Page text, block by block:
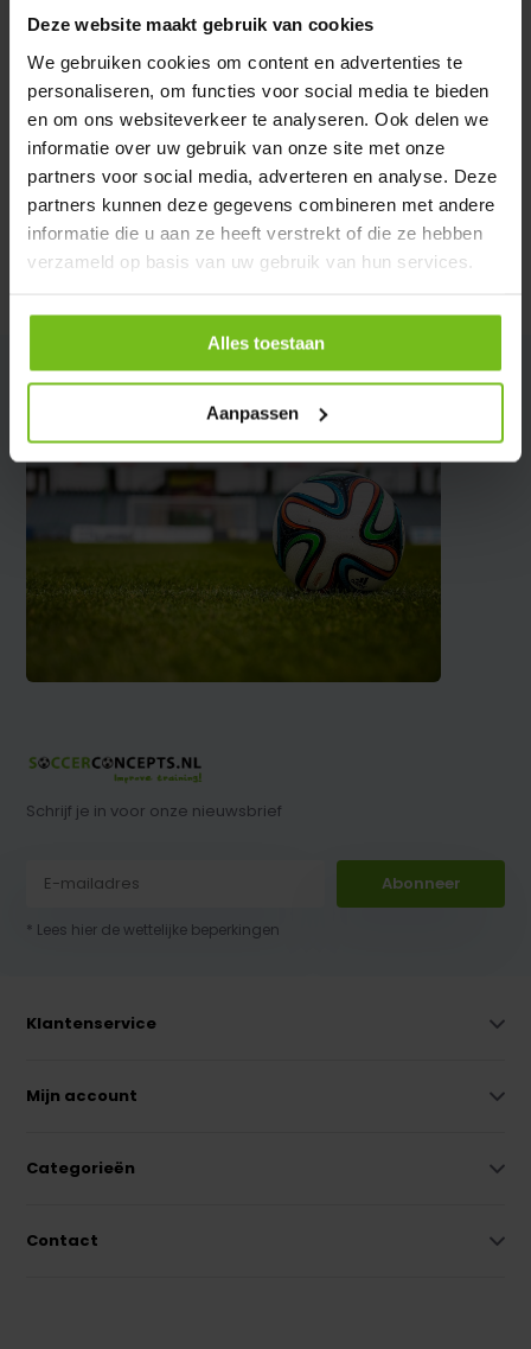
Deze website maakt gebruik van cookies
We gebruiken cookies om content en advertenties te
personaliseren, om functies voor social media te bieden
en om ons websiteverkeer te analyseren. Ook delen we
informatie over uw gebruik van onze site met onze
partners voor social media, adverteren en analyse. Deze
partners kunnen deze gegevens combineren met andere
informatie die u aan ze heeft verstrekt of die ze hebben
verzameld op basis van uw gebruik van hun services.
Alles toestaan
Aanpassen
Productomschrijving
Specificaties
Reviews
Schrijf je in voor onze nieuwsbrief
Abonneer
* Lees hier de wettelijke beperkingen
Klantenservice
Mijn account
Categorieën
Contact